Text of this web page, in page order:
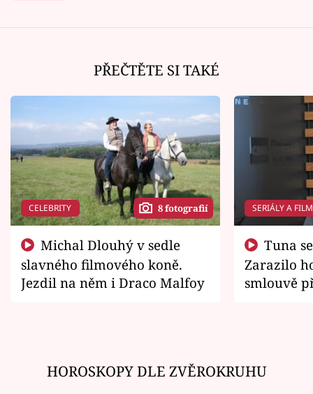
PŘEČTĚTE SI TAKÉ
CELEBRITY 8 fotografií
slavného filmového koně.
Jezdil na něm i Draco Malfoy
SERIÁLY A
Zarazilo
smlouvě
HOROSKOPY DLE ZVĚROKRUHU